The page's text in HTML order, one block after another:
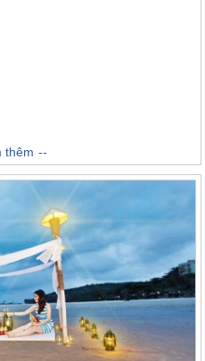
kì nghỉ tuyệt vời với các dịch vụ
giới thiệu đến quý khách chương
2 đêm khởi hành từ Hồ Chí
dẫn. Đến với đảo Ngọc Phú Quốc,
thật đáng nhớ để lưu giữ những
Vietsense Travel đồng hành cùng
bạn sẽ có chuyến đi vui vẻ và đáng
thêm